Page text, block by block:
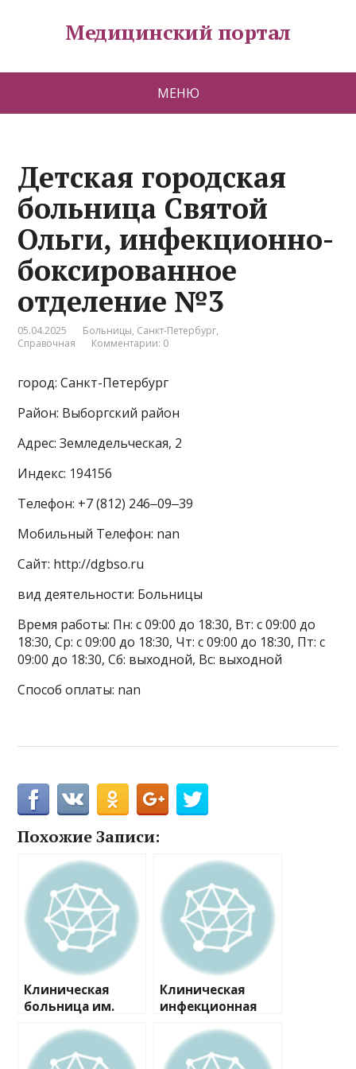
Медицинский портал
МЕНЮ
Детская городская
больница Святой
Ольги, инфекционно-
боксированное
отделение №3
05.04.2025 Больницы, Санкт-Петербург,
Справочная
Комментарии: 0
город: Санкт-Петербург
Район: Выборгский район
Адрес: Земледельческая, 2
Индекс: 194156
Телефон: +7 (812) 246‒09‒39
Мобильный Телефон: nan
Сайт: http://dgbso.ru
вид деятельности: Больницы
Время работы: Пн: с 09:00 до 18:30, Вт: с 09:00 до
18:30, Ср: с 09:00 до 18:30, Чт: с 09:00 до 18:30, Пт: с
09:00 до 18:30, Сб: выходной, Вс: выходной
Способ оплаты: nan
Похожие Записи:
Клиническая
больница им.
отделение
функциональной
Клиническая
инфекционная
Боткина,
отделение